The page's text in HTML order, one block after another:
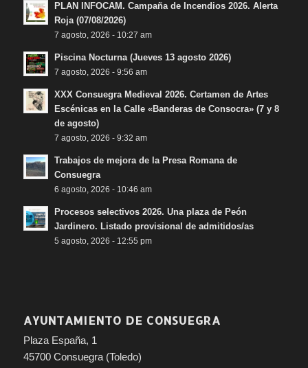
PLAN INFOCAM. Campaña de Incendios 2026. Alerta
Roja (07/08/2026)
7 agosto, 2026 - 10:27 am
Piscina Nocturna (Jueves 13 agosto 2026)
7 agosto, 2026 - 9:56 am
XXX Consuegra Medieval 2026. Certamen de Artes
Escénicas en la Calle «Banderas de Consocra» (7 y 8
de agosto)
7 agosto, 2026 - 9:32 am
Trabajos de mejora de la Presa Romana de
Consuegra
6 agosto, 2026 - 10:46 am
Procesos selectivos 2026. Una plaza de Peón
Jardinero. Listado provisional de admitidos/as
5 agosto, 2026 - 12:55 pm
AYUNTAMIENTO DE CONSUEGRA
Plaza España, 1
45700 Consuegra (Toledo)